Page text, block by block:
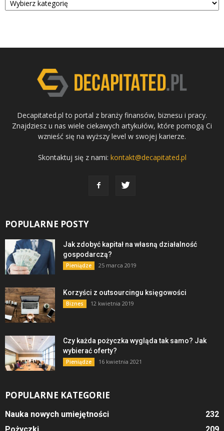
Decapitated.pl to portal z branży finansów, biznesu i pracy.
Znajdziesz u nas wiele ciekawych artykułów, które pomogą Ci
wznieść się na wyższy level w swojej karierze.
Skontaktuj się z nami: kontakt@decapitated.pl
POPULARNE POSTY
Jak zdobyć kapitał na własną działalność
gospodarczą?
Pieniądze 25 marca 2019
Korzyści z outsourcingu księgowości
Biznes 12 kwietnia 2019
Czy każda pożyczka wygląda tak samo? Jak
wybierać oferty?
Pieniądze 16 kwietnia 2021
POPULARNE KATEGORIE
Nauka nowych umiejętności
232